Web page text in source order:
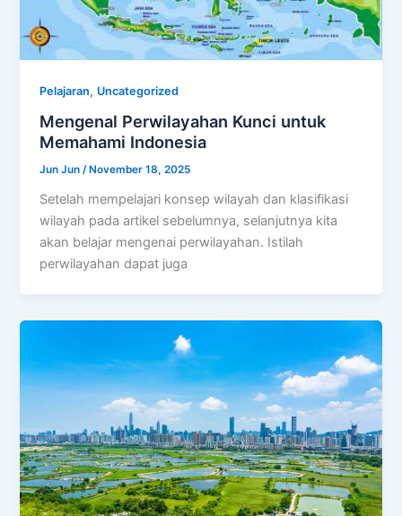
Pelajaran, Uncategorized
Mengenal Perwilayahan Kunci untuk
Memahami Indonesia
Jun Jun/ November 18, 2025
Setelah mempelajari konsep wilayah dan klasifikasi
wilayah pada artikel sebelumnya, selanjutnya kita
akan belajar mengenai perwilayahan. Istilah
perwilayahan dapat juga